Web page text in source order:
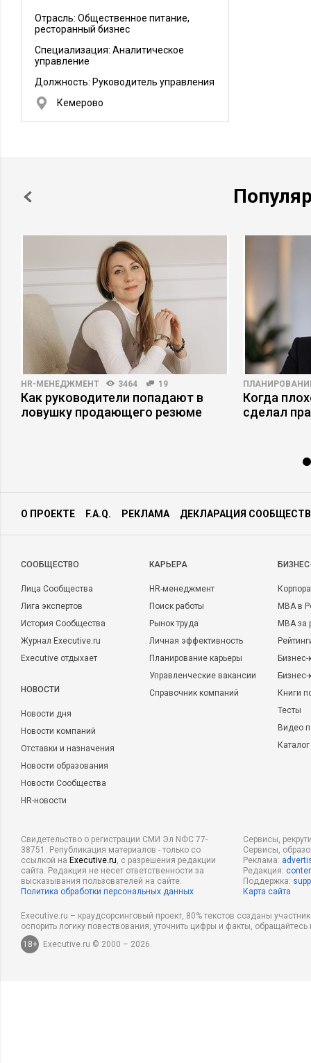
Отрасль: Общественное питание,
ресторанный бизнес
Специализация: Аналитическое
управление
Должность: Руководитель управления
Кемерово
HR-МЕНЕДЖМЕНТ 3464 19
Как руководители попадают в
ловушку продающего резюме
Когда
сделал
О ПРОЕКТЕ F.A.Q. РЕКЛАМА ДЕКЛАРАЦИЯ
CООБЩЕСТВО
Лица Сообщества
Лига экспертов
История Сообщества
Журнал Executive.ru
Executive отдыхает
НОВОСТИ
Новости дня
Новости компаний
Отставки и назначения
Новости образования
Новости Сообщества
HR-новости
КАРЬЕРА
HR-менеджмент
Поиск работы
Рынок труда
Личная эффективность
Планирование карьеры
Управленческие вакансии
Справочник компаний
MBA в
MBA
Бизнес-
Книги
Тесты
Видео
Свидетельство о регистрации СМИ Эл NФС 77-
38751. Републикация материалов - только со
ссылкой на Executive.ru, с разрешения редакции
сайта. Редакция не несет ответственности за
высказывания пользователей на сайте.
Политика обработки персональных данных
Сервисы,
Сервисы,
Реклама:
Редакция:
Поддержка:
Карта сайта
Executive.ru – краудсорсинговый проект, 80% текстов созданы
оспорить логику повествования, уточнить цифры и факты,
18+
Executive.ru © 2000 – 2026.